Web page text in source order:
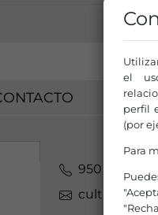
950 49 21
el
perfil
(por
Para